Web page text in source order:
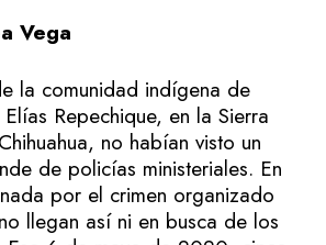
Vega
la comunidad indígena de
Repechique, en la Sierra
no habían visto un
de policías ministeriales. En
por el crimen organizado
llegan así ni en busca de los